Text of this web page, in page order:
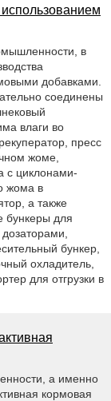
в
добавками.
соединены
влаги во
пресс
жоме,
с циклонами-
жома в
а также
бункеры для
бункер,
охладитель,
для отгрузки в
а именно
кормовая